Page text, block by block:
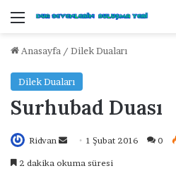
Menü
Anasayfa / Dilek Duaları
Dilek Duaları
Surhubad Duası
Ridvan 1 Şubat 2016 0
2 dakika okuma süresi